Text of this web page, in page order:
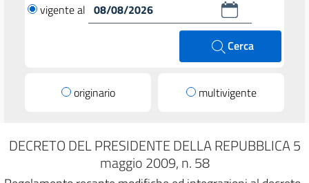
vigente al
Cerca
originario multivigente
DECRETO DEL PRESIDENTE DELLA REPUBBLICA 5
maggio 2009, n. 58